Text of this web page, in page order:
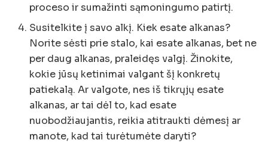
proceso ir sumažinti sąmoningumo patirtį.
Susitelkite į savo alkį. Kiek esate alkanas?
Norite sėsti prie stalo, kai esate alkanas, bet ne
per daug alkanas, praleidęs valgį. Žinokite,
kokie jūsų ketinimai valgant šį konkretų
patiekalą. Ar valgote, nes iš tikrųjų esate
alkanas, ar tai dėl to, kad esate
nuobodžiaujantis, reikia atitraukti dėmesį ar
manote, kad tai turėtumėte daryti?